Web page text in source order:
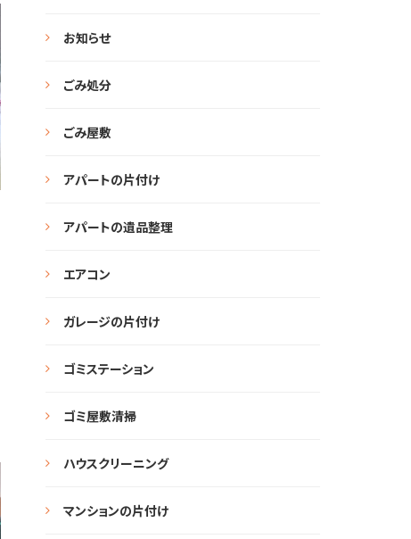
お知らせ
ごみ処分
ごみ屋敷
アパートの片付け
アパートの遺品整理
エアコン
ガレージの片付け
ゴミステーション
ゴミ屋敷清掃
ハウスクリーニング
マンションの片付け